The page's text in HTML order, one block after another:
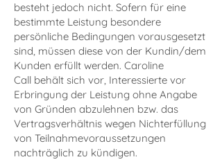
besteht jedoch nicht. Sofern für eine
bestimmte Leistung besondere
persönliche Bedingungen vorausgesetzt
sind, müssen diese von der Kundin/dem
Kunden erfüllt werden. Caroline
Call behält sich vor, Interessierte vor
Erbringung der Leistung ohne Angabe
von Gründen abzulehnen bzw. das
Vertragsverhältnis wegen Nichterfüllung
von Teilnahmevoraussetzungen
nachträglich zu kündigen.